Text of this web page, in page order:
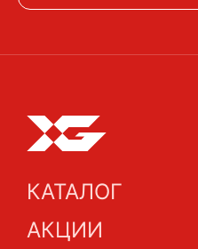
КАТАЛОГ
АКЦИИ